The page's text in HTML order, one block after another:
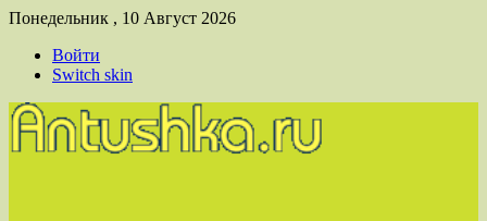
Понедельник , 10 Август 2026
Войти
Switch skin